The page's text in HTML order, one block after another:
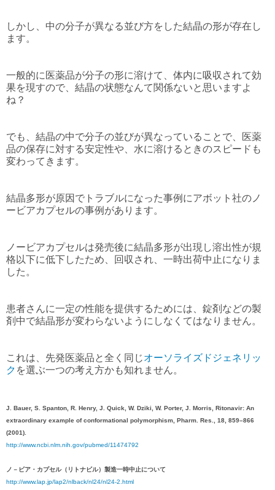
しかし、中の分子が異なる並び方をした結晶の形が存在し
ます。
一般的に医薬品が分子の形に溶けて、体内に吸収されて効
果を現すので、結晶の状態なんて関係ないと思いますよ
ね？
でも、結晶の中で分子の並びが異なっていることで、医薬
品の保存に対する安定性や、水に溶けるときのスピードも
変わってきます。
結晶多形が原因でトラブルになった事例にアボット社のノ
ービアカプセルの事例があります。
ノービアカプセルは発売後に結晶多形が出現し溶出性が規
格以下に低下したため、回収され、一時出荷中止になりま
した。
患者さんに一定の性能を提供するためには、錠剤などの製
剤中で結晶形が変わらないようにしなくてはなりません。
これは、先発医薬品と全く同じオーソライズドジェネリッ
ク を選ぶ一つの考え方かも知れません。
J. Bauer, S. Spanton, R. Henry, J. Quick, W. Dziki, W. Porter, J. Morris, Ritonavir: An
extraordinary example of conformational polymorphism, Pharm. Res., 18, 859–866
(2001).
http://www.ncbi.nlm.nih.gov/pubmed/11474792
ノ－ビア・カプセル（リトナビル）製造一時中止について
http://www.lap.jp/lap2/nlback/nl24/nl24-2.html